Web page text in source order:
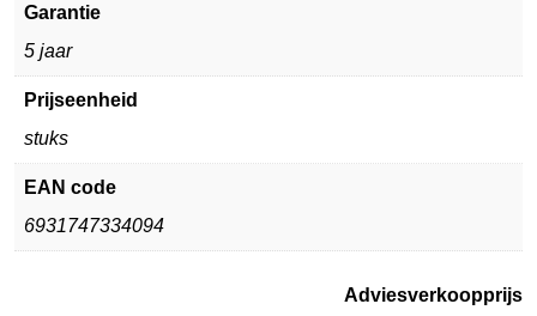
Garantie
5 jaar
Prijseenheid
stuks
EAN code
6931747334094
Adviesverkoopprijs